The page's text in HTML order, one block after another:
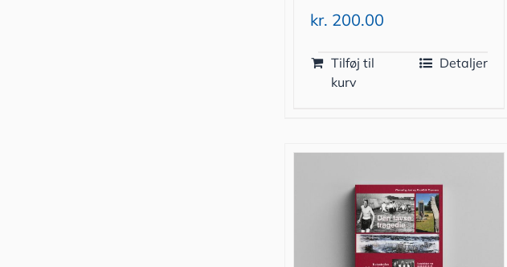
kr. 200.00
Tilføj til
kurv
Detaljer